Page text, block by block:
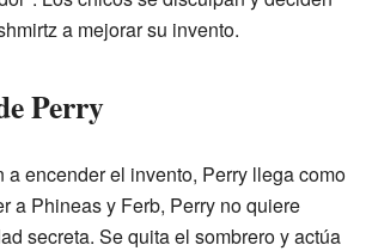
a mejorar su invento.
Perry
a encender el invento, Perry llega como
a Phineas y Ferb, Perry no quiere
secreta. Se quita el sombrero y actúa